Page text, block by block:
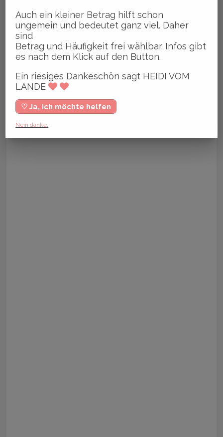
Auch ein kleiner Betrag hilft schon
ungemein und bedeutet ganz viel. Daher
sind
Betrag und Häufigkeit frei wählbar. Infos gibt
es nach dem Klick auf den Button.
Ein riesiges Dankeschön sagt HEIDI VOM
LANDE
♡ Ja, ich möchte helfen
Nein danke.